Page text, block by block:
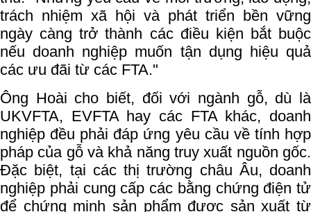
trách nhiệm xã hội và phát triển bền vững
ngày càng trở thành các điều kiện bắt buộc
nếu doanh nghiệp muốn tận dụng hiệu quả
các ưu đãi từ các FTA."
Ông Hoài cho biết, đối với ngành gỗ, dù là
UKVFTA, EVFTA hay các FTA khác, doanh
nghiệp đều phải đáp ứng yêu cầu về tính hợp
pháp của gỗ và khả năng truy xuất nguồn gốc.
Đặc biệt, tại các thị trường châu Âu, doanh
nghiệp phải cung cấp các bằng chứng điện tử
để chứng minh sản phẩm được sản xuất từ